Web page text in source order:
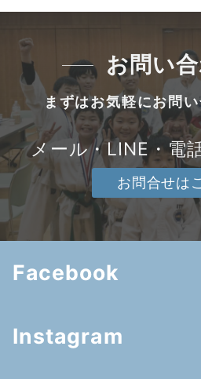
お問い
まずはお気軽にお問
メール・LINE・電
お問合せは
Facebook
Instagram